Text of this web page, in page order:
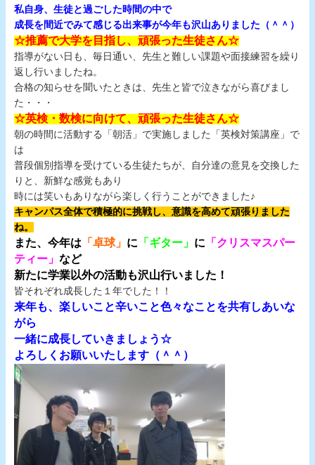
私自身、生徒と過ごした時間の中で
成長を間近でみて感じる出来事が今年も沢山ありました（＾＾）
☆推薦で大学を目指し、頑張った生徒さん☆
指導がない日も、毎日通い、先生と難しい課題や面接練習を繰り
返し行いましたね。
合格の知らせを聞いたときは、先生と皆で泣きながら喜びまし
た・・・
☆英検・数検に向けて、頑張った生徒さん☆
朝の時間に活動する「朝活」で実施しました「英検対策講座」で
は
普段個別指導を受けている生徒たちが、自分達の意見を交換した
りと、新鮮な感覚もあり
時には笑いもありながら楽しく行うことができました♪
キャンパス全体で積極的に挑戦し、意識を高めて頑張りました
ね。
また、今年は 「卓球」 に 「ギター」 に 「クリスマスパー
ティー」 など
新たに学業以外の活動も沢山行いました！
皆それぞれ成長した１年でした！！
来年も、楽しいこと辛いこと色々なことを共有しあいな
がら
一緒に成長していきましょう☆
よろしくお願いいたします（＾＾）